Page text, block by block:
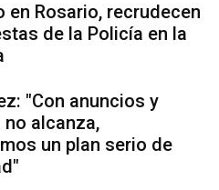
en Rosario, recrudecen
de la Policía en la
"Con anuncios y
no alcanza,
un plan serio de